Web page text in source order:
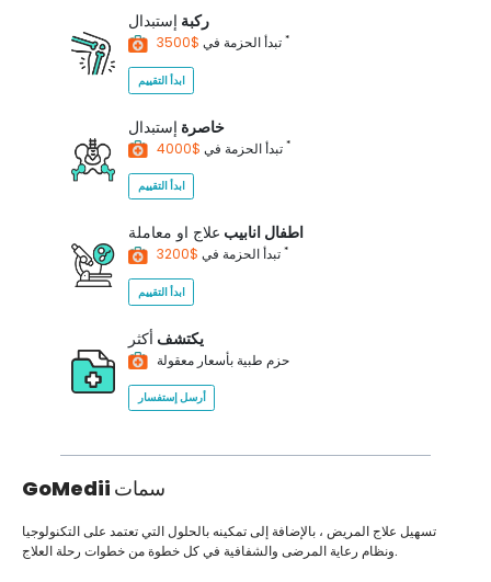
ركبة إستبدال
تبدأ الحزمة في *
ابدأ التقييم
خاصرة إستبدال
تبدأ الحزمة في *
ابدأ التقييم
اطفال انابيب علاج او معاملة
تبدأ الحزمة في *
ابدأ التقييم
يكتشف أكثر
حزم طبية بأسعار معقولة
أرسل إستفسار
GoMedii سمات
تسهيل علاج المريض ، بالإضافة إلى تمكينه بالحلول التي تعتمد على التكنولوجيا
ونظام رعاية المرضى والشفافية في كل خطوة من خطوات رحلة العلاج.